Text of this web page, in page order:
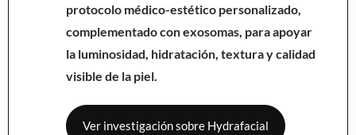
protocolo médico-estético personalizado,
complementado con exosomas, para apoyar
la luminosidad, hidratación, textura y calidad
visible de la piel.
Ver investigación sobre Hydrafacial